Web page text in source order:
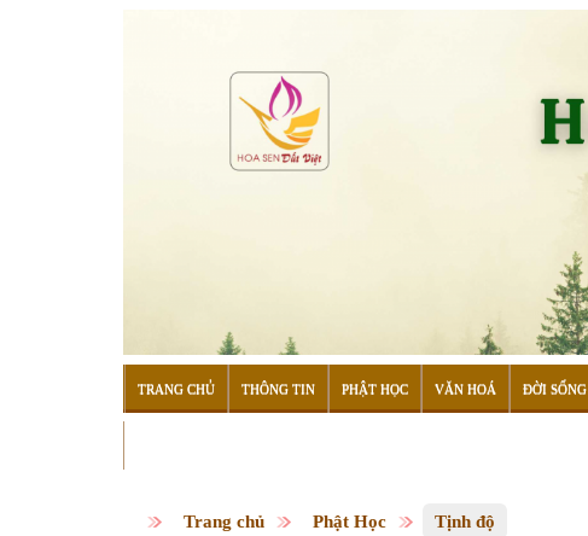
TRANG CHỦ THÔNG TIN PHẬT HỌC VĂN HOÁ ĐỜI SỐNG
Trang chủ Phật Học Tịnh độ